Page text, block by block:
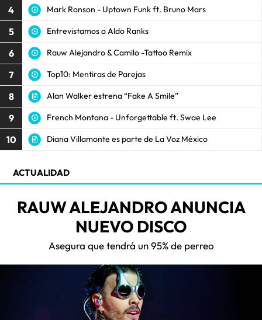
4 Mark Ronson - Uptown Funk ft. Bruno Mars
5 Entrevistamos a Aldo Ranks
6 Rauw Alejandro & Camilo -Tattoo Remix
7 Top10: Mentiras de Parejas
8 Alan Walker estrena “Fake A Smile”
9 French Montana - Unforgettable ft. Swae Lee
10 Diana Villamonte es parte de La Voz México
ACTUALIDAD
RAUW ALEJANDRO ANUNCIA
NUEVO DISCO
Asegura que tendrá un 95% de perreo